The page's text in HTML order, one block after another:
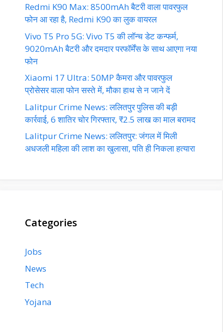
Redmi K90 Max: 8500mAh बैटरी वाला पावरफुल
फोन आ रहा है, Redmi K90 का लुक वायरल
Vivo T5 Pro 5G: Vivo T5 की लॉन्च डेट कन्फर्म,
9020mAh बैटरी और दमदार परफॉर्मेंस के साथ आएगा नया
फोन
Xiaomi 17 Ultra: 50MP कैमरा और पावरफुल
प्रोसेसर वाला फोन सस्ते में, मौका हाथ से न जाने दें
Lalitpur Crime News: ललितपुर पुलिस की बड़ी
कार्रवाई, 6 शातिर चोर गिरफ्तार, ₹2.5 लाख का माल बरामद
Lalitpur Crime News: ललितपुर: जंगल में मिली
अधजली महिला की लाश का खुलासा, पति ही निकला हत्यारा
Categories
Jobs
News
Tech
Yojana